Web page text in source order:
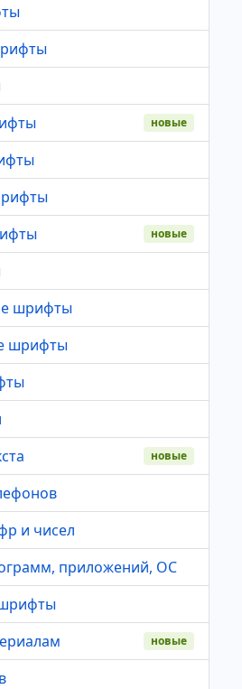
новые
новые
шрифты
шрифты
новые
и чисел
приложений, ОС
новые